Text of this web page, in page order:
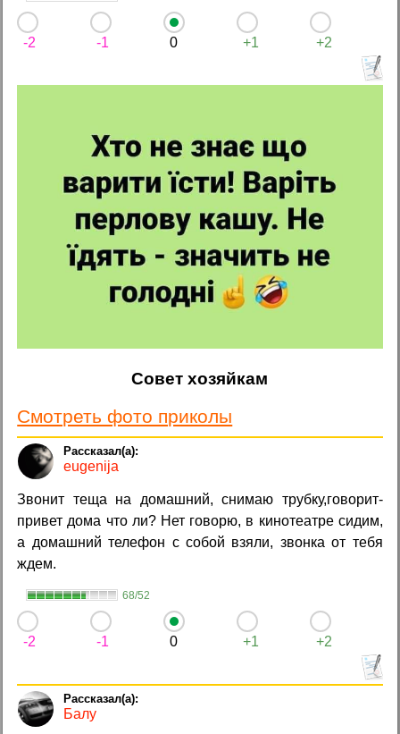
-2 -1 0 +1 +2
Совет хозяйкам
Смотреть фото приколы
eugenija
Звонит теща на домашний, снимаю трубку,говорит-
привет дома что ли? Нет говорю, в кинотеатре сидим,
а домашний телефон с собой взяли, звонка от тебя
ждем.
68/52
-2 -1 0 +1 +2
Балу